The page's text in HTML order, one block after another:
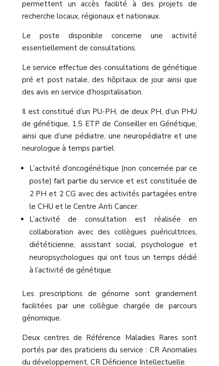
permettent un accès facilité à des projets de
recherche locaux, régionaux et nationaux.
Le poste disponible concerne une activité
essentiellement de consultations.
Le service effectue des consultations de génétique
pré et post natale, des hôpitaux de jour ainsi que
des avis en service d’hospitalisation.
Il est constitué d’un PU-PH, de deux PH, d’un PHU
de génétique, 1,5 ETP de Conseiller en Génétique,
ainsi que d’une pédiatre, une neuropédiatre et une
neurologue à temps partiel.
L’activité d’oncogénétique (non concernée par ce
poste) fait partie du service et est constituée de
2 PH et 2 CG avec des activités partagées entre
le CHU et le Centre Anti Cancer.
L’activité de consultation est réalisée en
collaboration avec des collègues puéricultrices,
diététicienne, assistant social, psychologue et
neuropsychologues qui ont tous un temps dédié
à l’activité de génétique.
Les prescriptions de génome sont grandement
facilitées par une collègue chargée de parcours
génomique.
Deux centres de Référence Maladies Rares sont
portés par des praticiens du service : CR Anomalies
du développement, CR Déficience Intellectuelle.